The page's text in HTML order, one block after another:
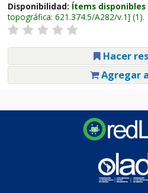
Disponibilidad: Ítems
topográfica: 621.374.5/A282/v.1 (1).
Hacer
Agregar